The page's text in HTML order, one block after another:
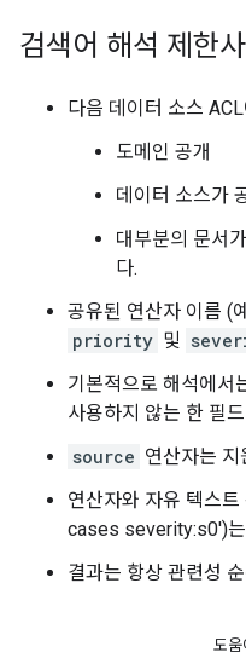
검색어 해석 제한
다음 데이터 소스
도메인 공개
데이터 소스가
대부분의 문서
다.
공유된 연산자 이름 (
priority 및
기본적으로 해석에서
사용하지 않는 한 필
source 연산자는 지
연산자와 자유 텍스
cases severity:s0')는
결과는 항상 관련성
도움